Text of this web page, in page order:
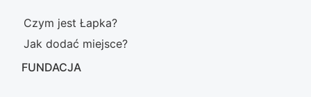
Czym jest Łapka?
Jak dodać miejsce?
FUNDACJA